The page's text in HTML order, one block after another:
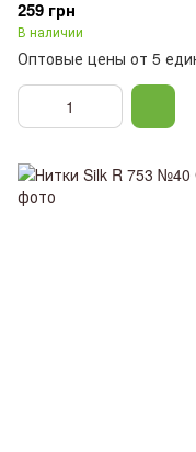
259 грн
В наличии
Оптовые цены от 5